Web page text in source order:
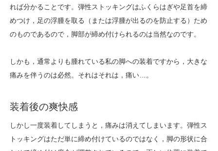
れば分かることです。弾性ストッキングはふくらはぎや足首を締
めつけ，足の浮腫を取る（または浮腫が出るのを防止する）ため
のものであるので，脚部が締め付けられるのは当然なのです。
しかも，通常よりも腫れている私の脚への装着ですから，大きな
痛みを伴うのは必然。それはそれは，痛い…。
装着後の爽快感
しかし一度装着してしまうと，痛みは消えてしまいます。弾性ス
トッキングはただ単に締め付けているのではなく，脚の形状に合